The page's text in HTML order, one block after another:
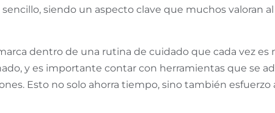
siendo un aspecto clave que muchos valoran
dentro de una rutina de cuidado que cada vez es
y es importante contar con herramientas que se
Esto no solo ahorra tiempo, sino también